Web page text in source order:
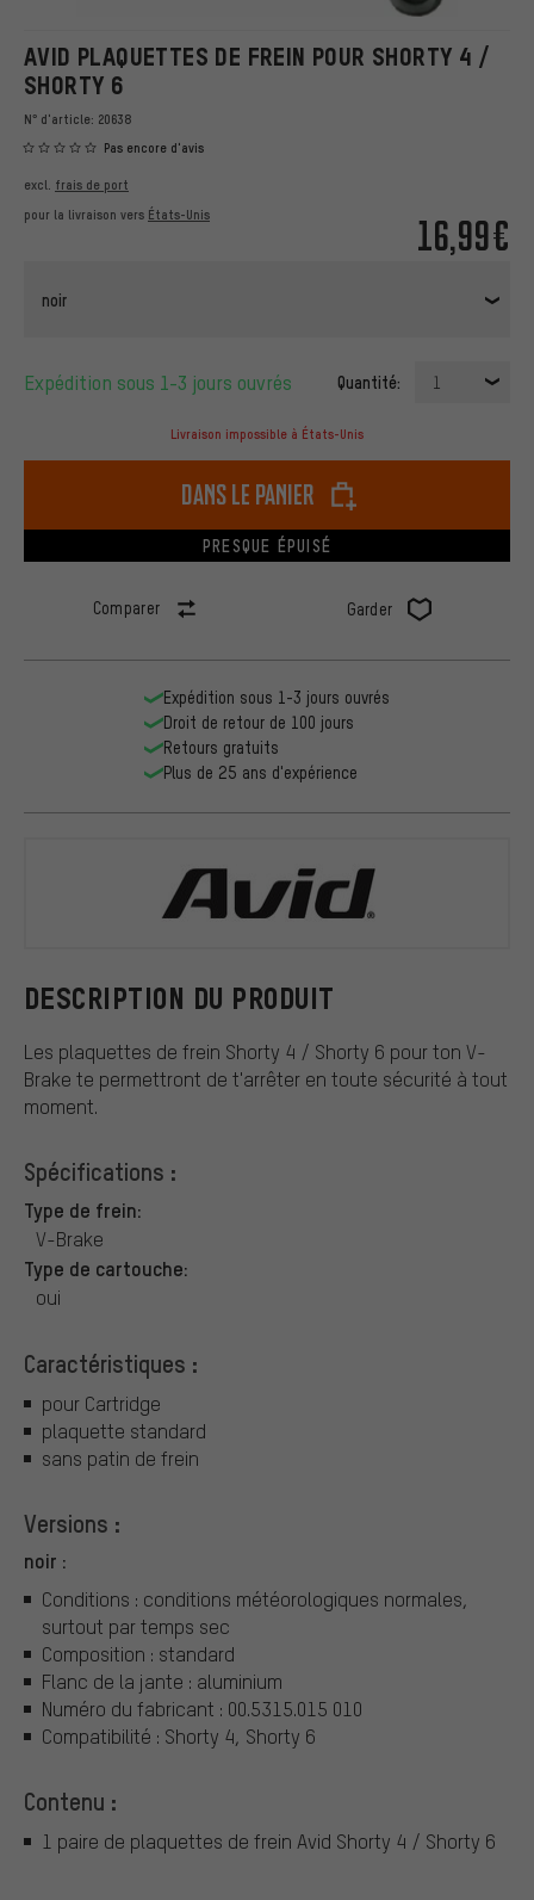
AVID PLAQUETTES DE FREIN POUR SHORTY 4 /
SHORTY 6
N° d'article: 20638
Pas encore d'avis
16,99€
excl. frais de port
pour la livraison vers États-Unis
noir
Expédition sous 1-3 jours ouvrés Quantité: 1
Livraison impossible à États-Unis
dans le panier
PRESQUE ÉPUISÉ
Comparer Garder
DESCRIPTION DU PRODUIT
Les plaquettes de frein Shorty 4 / Shorty 6 pour ton V-
Brake te permettront de t'arrêter en toute sécurité à tout
moment.
Spécifications :
Type de frein:
V-Brake
Type de cartouche:
oui
Caractéristiques :
pour Cartridge
plaquette standard
sans patin de frein
Versions :
noir :
Conditions : conditions météorologiques normales,
surtout par temps sec
Composition : standard
Flanc de la jante : aluminium
Numéro du fabricant : 00.5315.015 010
Compatibilité : Shorty 4, Shorty 6
Contenu :
1 paire de plaquettes de frein Avid Shorty 4 / Shorty 6
Expédition sous 1-3 jours ouvrés
Droit de retour de 100 jours
Retours gratuits
Plus de 25 ans d'expérience
Avid